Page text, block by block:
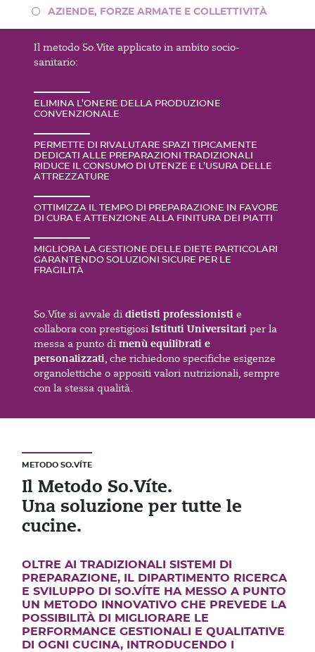
AZIENDE, FORZE ARMATE E COLLETTIVITÀ
Il metodo So.Víte applicato in ambito socio-
sanitario:
ELIMINA L’ONERE DELLA PRODUZIONE
CONVENZIONALE
PERMETTE DI RIVALUTARE SPAZI TIPICAMENTE
DEDICATI ALLE PREPARAZIONI TRADIZIONALI
RIDUCE IL CONSUMO DI UTENZE E L’USURA DELLE
ATTREZZATURE
OTTIMIZZA IL TEMPO DI PREPARAZIONE IN FAVORE
DI CURA E ATTENZIONE ALLA FINITURA DEI PIATTI
MIGLIORA LA GESTIONE DELLE DIETE PARTICOLARI
GARANTENDO SOLUZIONI SICURE PER LE
FRAGILITÀ
So.Víte si avvale di dietisti professionisti e
collabora con prestigiosi Istituti Universitari per la
messa a punto di menù equilibrati e
personalizzati, che richiedono specifiche esigenze
organolettiche o appositi valori nutrizionali, sempre
con la stessa qualità.
METODO SO.VÍTE
Il Metodo So.Víte.
Una soluzione per tutte le
cucine.
OLTRE AI TRADIZIONALI SISTEMI DI
PREPARAZIONE, IL DIPARTIMENTO RICERCA
E SVILUPPO DI SO.VÍTE HA MESSO A PUNTO
UN METODO INNOVATIVO CHE PREVEDE LA
POSSIBILITÀ DI MIGLIORARE LE
PERFORMANCE GESTIONALI E QUALITATIVE
DI OGNI CUCINA, INTRODUCENDO I